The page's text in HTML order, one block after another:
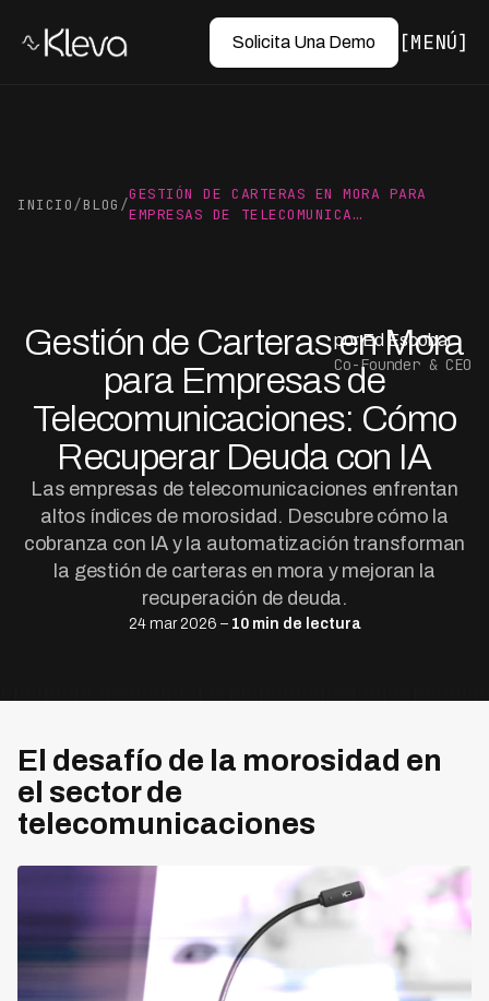
Solicita Una Demo MENÚ
INICIO/BLOG /
GESTIÓN DE CARTERAS EN MORA PARA
EMPRESAS DE TELECOMUNICA…
Gestión de Carteras en Mora
para Empresas de
Telecomunicaciones: Cómo
Recuperar Deuda con IA
Las empresas de telecomunicaciones enfrentan
altos índices de morosidad. Descubre cómo la
cobranza con IA y la automatización transforman
la gestión de carteras en mora y mejoran la
recuperación de deuda.
24 mar 2026 – 10 min de lectura
por Ed Escobar
Co-Founder & CEO
El desafío de la morosidad en
el sector de
telecomunicaciones